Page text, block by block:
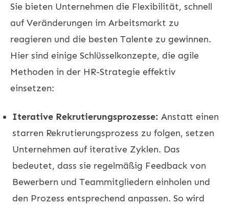
Sie bieten Unternehmen die Flexibilität, schnell
auf Veränderungen im Arbeitsmarkt zu
reagieren und die besten Talente zu gewinnen.
Hier sind einige Schlüsselkonzepte, die agile
Methoden in der HR-Strategie effektiv
einsetzen:
Iterative Rekrutierungsprozesse: Anstatt einen
starren Rekrutierungsprozess zu folgen, setzen
Unternehmen auf iterative Zyklen. Das
bedeutet, dass sie regelmäßig Feedback von
Bewerbern und Teammitgliedern einholen und
den Prozess entsprechend anpassen. So wird